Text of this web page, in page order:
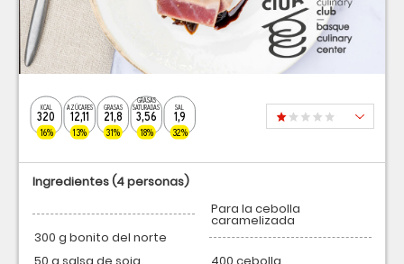
KCAL
320
16%
AZÚCARES
12,11
13%
GRASAS
21,8
31%
GRASAS
SATURADAS
3,56
18%
SAL
1,9
32%
Ingredientes(4 personas)
300 g bonito del norte
Para la cebolla
caramelizada